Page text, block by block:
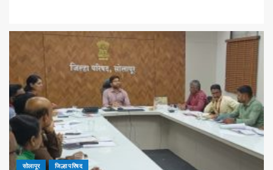
सोलापूर जिल्हा परिषद